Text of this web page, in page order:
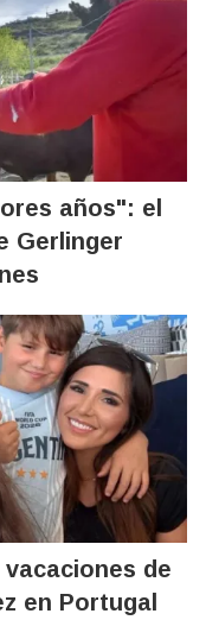
años": el
Gerlinger
de
en Portugal